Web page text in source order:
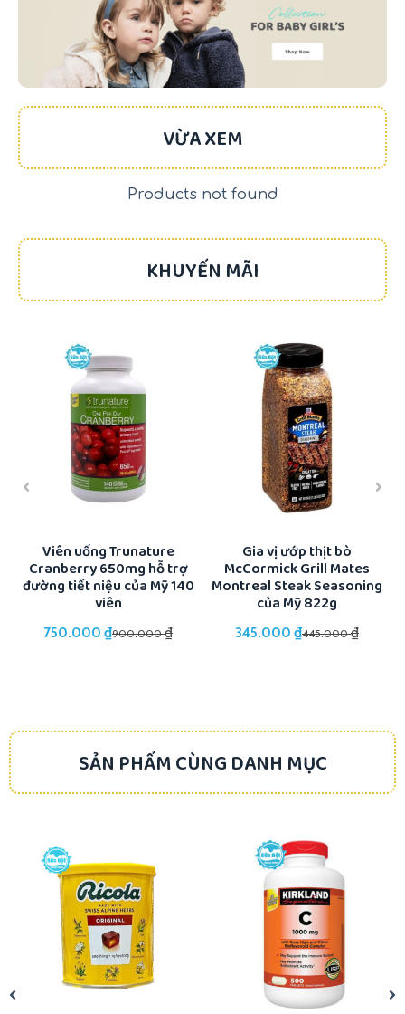
VỪA XEM
Products not found
KHUYẾN MÃI
Viên uống Trunature
Cranberry 650mg hỗ trợ
đường tiết niệu của Mỹ 140
viên
900.000₫
750.000 ₫
Gia vị ướp thịt bò
McCormick Grill Mates
Montreal Steak Seasoning
của Mỹ 822g
445.000₫
345.000 ₫
SẢN PHẨM CÙNG DANH MỤC